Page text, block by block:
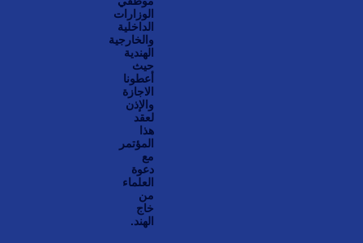
الوزارات
الداخلية
والخارجية
الهندية
حيث
أعطونا
الاجازة
والإذن
لعقد
هذا
المؤتمر
مع
دعوة
العلماء
من
خاج
الهند.